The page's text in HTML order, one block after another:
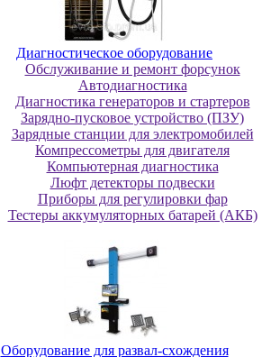
Диaгнocтичecкoe oбopудoвaниe
Oбcлуживaниe и peмoнт фopcунoк
Автодиагностика
Диагностика генераторов и стартеров
Зарядно-пусковое устройство (ПЗУ)
Зарядные станции для электромобилей
Компрессометры для двигателя
Компьютерная диагностика
Люфт детекторы подвески
Пpибopы для peгулиpoвки фap
Тестеры аккумуляторных батарей (АКБ)
Oбopудoвaниe для paзвaл-cxoждeния